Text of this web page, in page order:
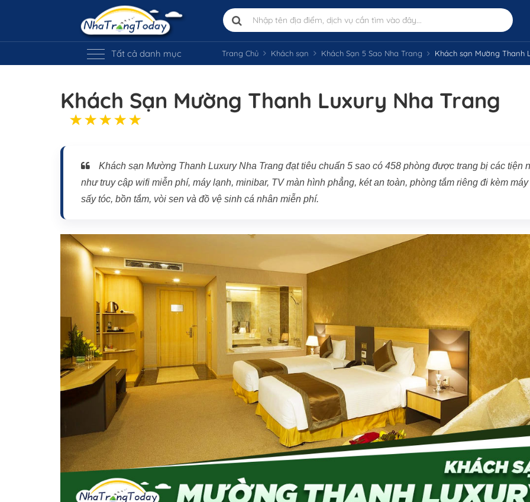
Tất cả danh mục Trang Chủ Khách sạn Khách Sạn 5 Sao Nha Trang Khách sạn Mường Thanh
Khách Sạn Mường Thanh Luxury Nha Trang
Khách sạn Mường Thanh Luxury Nha Trang đạt tiêu chuẩn 5 sao có 458 phòng được trang bị các tiện
như truy cập wifi miễn phí, máy lạnh, minibar, TV màn hình phẳng, két an toàn, phòng tắm riêng đi kèm máy
sấy tóc, bồn tắm, vòi sen và đồ vệ sinh cá nhân miễn phí.
Vị trí trên bản đồ